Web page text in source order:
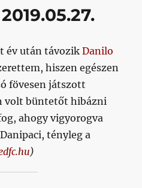
év után távozikDanilo
hiszen egészen
fövesen játszott
volt büntetőt hibázni
ahogy vigyorogva
tényleg a
)